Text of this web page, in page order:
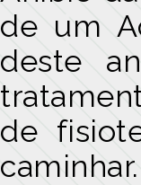
de um
deste
de
caminhar.